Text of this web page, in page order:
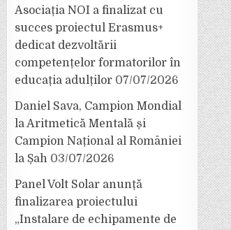
Asociația NOI a finalizat cu
succes proiectul Erasmus+
dedicat dezvoltării
competențelor formatorilor în
educația adulților 07/07/2026
Daniel Sava, Campion Mondial
la Aritmetică Mentală și
Campion Național al României
la Șah 03/07/2026
Panel Volt Solar anunță
finalizarea proiectului
„Instalare de echipamente de